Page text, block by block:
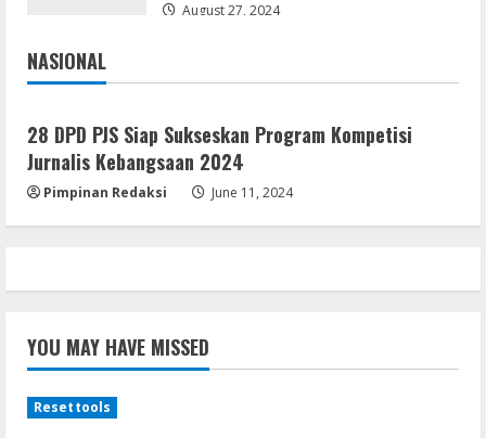
August 27, 2024
NASIONAL
Jakarta
28 DPD PJS Siap Sukseskan Program Kompetisi
Jurnalis Kebangsaan 2024
Pimpinan Redaksi June 11, 2024
YOU MAY HAVE MISSED
Resettools